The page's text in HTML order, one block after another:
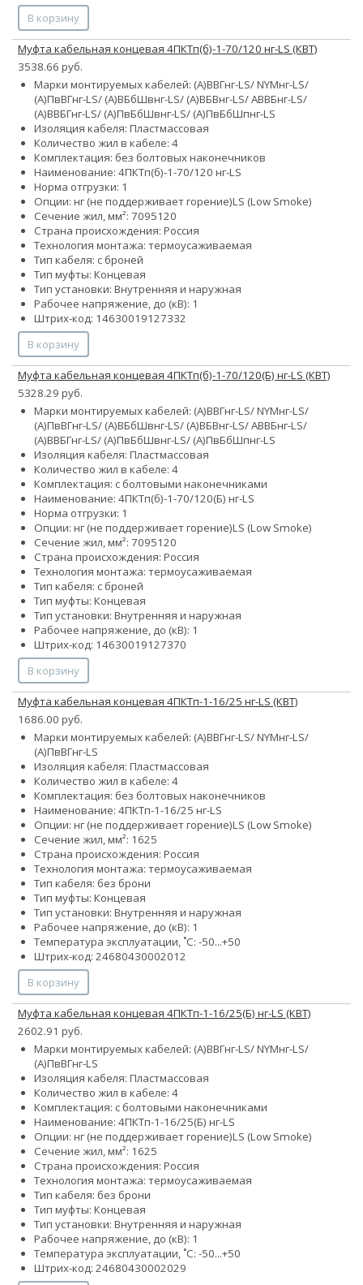
В корзину
Муфта кабельная концевая 4ПКТп(б)-1-70/120 нг-LS (КВТ)
3538.66 руб.
Марки монтируемых кабелей: (А)ВВГнг-LS/ NYMнг-LS/
(А)ПвВГнг-LS/ (А)ВБбШвнг-LS/ (А)ВБВнг-LS/ АВВБнг-LS/
(А)ВВБГнг-LS/ (А)ПвБбШвнг-LS/ (А)ПвБбШпнг-LS
Изоляция кабеля: Пластмассовая
Количество жил в кабеле: 4
Комплектация: без болтовых наконечников
Наименование: 4ПКТп(б)-1-70/120 нг-LS
Норма отгрузки: 1
Опции: нг (не поддерживает горение)LS (Low Smoke)
Сечение жил, мм²: 7095120
Страна происхождения: Россия
Технология монтажа: термоусаживаемая
Тип кабеля: с броней
Тип муфты: Концевая
Тип установки: Внутренняя и наружная
Рабочее напряжение, до (кВ): 1
Штрих-код: 14630019127332
В корзину
Муфта кабельная концевая 4ПКТп(б)-1-70/120(Б) нг-LS (КВТ)
5328.29 руб.
Марки монтируемых кабелей: (А)ВВГнг-LS/ NYMнг-LS/
(А)ПвВГнг-LS/ (А)ВБбШвнг-LS/ (А)ВБВнг-LS/ АВВБнг-LS/
(А)ВВБГнг-LS/ (А)ПвБбШвнг-LS/ (А)ПвБбШпнг-LS
Изоляция кабеля: Пластмассовая
Количество жил в кабеле: 4
Комплектация: с болтовыми наконечниками
Наименование: 4ПКТп(б)-1-70/120(Б) нг-LS
Норма отгрузки: 1
Опции: нг (не поддерживает горение)LS (Low Smoke)
Сечение жил, мм²: 7095120
Страна происхождения: Россия
Технология монтажа: термоусаживаемая
Тип кабеля: с броней
Тип муфты: Концевая
Тип установки: Внутренняя и наружная
Рабочее напряжение, до (кВ): 1
Штрих-код: 14630019127370
В корзину
Муфта кабельная концевая 4ПКТп-1-16/25 нг-LS (КВТ)
1686.00 руб.
Марки монтируемых кабелей: (А)ВВГнг-LS/ NYMнг-LS/
(А)ПвВГнг-LS
Изоляция кабеля: Пластмассовая
Количество жил в кабеле: 4
Комплектация: без болтовых наконечников
Наименование: 4ПКТп-1-16/25 нг-LS
Опции: нг (не поддерживает горение)LS (Low Smoke)
Сечение жил, мм²: 1625
Страна происхождения: Россия
Технология монтажа: термоусаживаемая
Тип кабеля: без брони
Тип муфты: Концевая
Тип установки: Внутренняя и наружная
Рабочее напряжение, до (кВ): 1
Температура эксплуатации, ˚С: -50...+50
Штрих-код: 24680430002012
В корзину
Муфта кабельная концевая 4ПКТп-1-16/25(Б) нг-LS (КВТ)
2602.91 руб.
Марки монтируемых кабелей: (А)ВВГнг-LS/ NYMнг-LS/
(А)ПвВГнг-LS
Изоляция кабеля: Пластмассовая
Количество жил в кабеле: 4
Комплектация: с болтовыми наконечниками
Наименование: 4ПКТп-1-16/25(Б) нг-LS
Опции: нг (не поддерживает горение)LS (Low Smoke)
Сечение жил, мм²: 1625
Страна происхождения: Россия
Технология монтажа: термоусаживаемая
Тип кабеля: без брони
Тип муфты: Концевая
Тип установки: Внутренняя и наружная
Рабочее напряжение, до (кВ): 1
Температура эксплуатации, ˚С: -50...+50
Штрих-код: 24680430002029